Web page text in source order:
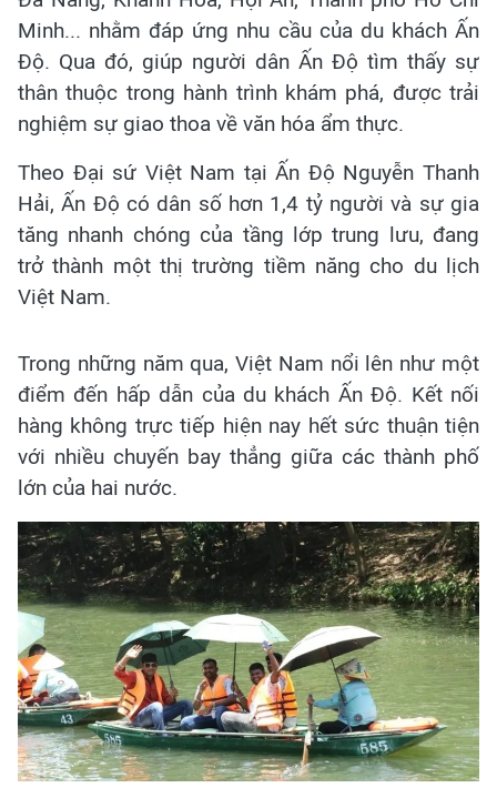
Minh... nhằm đáp ứng nhu cầu của du khách Ấn
Độ. Qua đó, giúp người dân Ấn Độ tìm thấy sự
thân thuộc trong hành trình khám phá, được trải
nghiệm sự giao thoa về văn hóa ẩm thực.
Theo Đại sứ Việt Nam tại Ấn Độ Nguyễn Thanh
Hải, Ấn Độ có dân số hơn 1,4 tỷ người và sự gia
tăng nhanh chóng của tầng lớp trung lưu, đang
trở thành một thị trường tiềm năng cho du lịch
Việt Nam.
Trong những năm qua, Việt Nam nổi lên như một
điểm đến hấp dẫn của du khách Ấn Độ. Kết nối
hàng không trực tiếp hiện nay hết sức thuận tiện
với nhiều chuyến bay thẳng giữa các thành phố
lớn của hai nước.